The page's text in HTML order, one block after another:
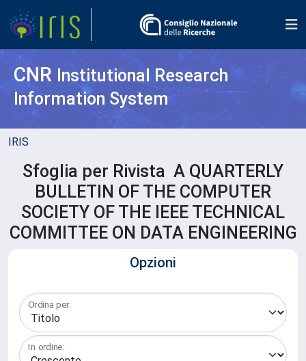
CNR Institutional Research
Information System
IRIS
Sfoglia per Rivista A QUARTERLY
BULLETIN OF THE COMPUTER
SOCIETY OF THE IEEE TECHNICAL
COMMITTEE ON DATA ENGINEERING
Opzioni
Ordina per:
In ordine: